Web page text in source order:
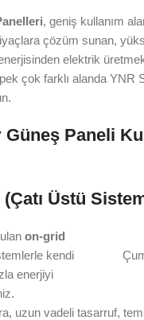
, geniş kullanım
çözüm sunan,
elektrik
pek çok farklı alanda
Güneş Paneli
Üstü
on-grid
kendi
enerjiyi
uzun vadeli tasarruf,